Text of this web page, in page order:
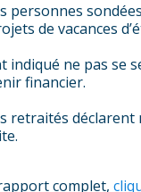
personnes
de vacances
indiqué ne pas se
financier.
retraités
complet,